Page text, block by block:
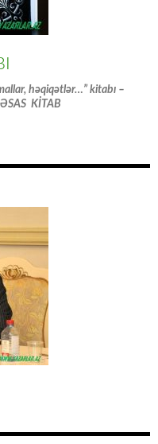
həqiqətlər…” kitabı –
KİTAB